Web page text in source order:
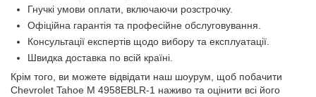
Гнучкі умови оплати, включаючи розстрочку.
Офіційна гарантія та професійне обслуговування.
Консультації експертів щодо вибору та експлуатації.
Швидка доставка по всій країні.
Крім того, ви можете відвідати наш шоурум, щоб побачити
Chevrolet Tahoe M 4958EBLR-1 наживо та оцінити всі його